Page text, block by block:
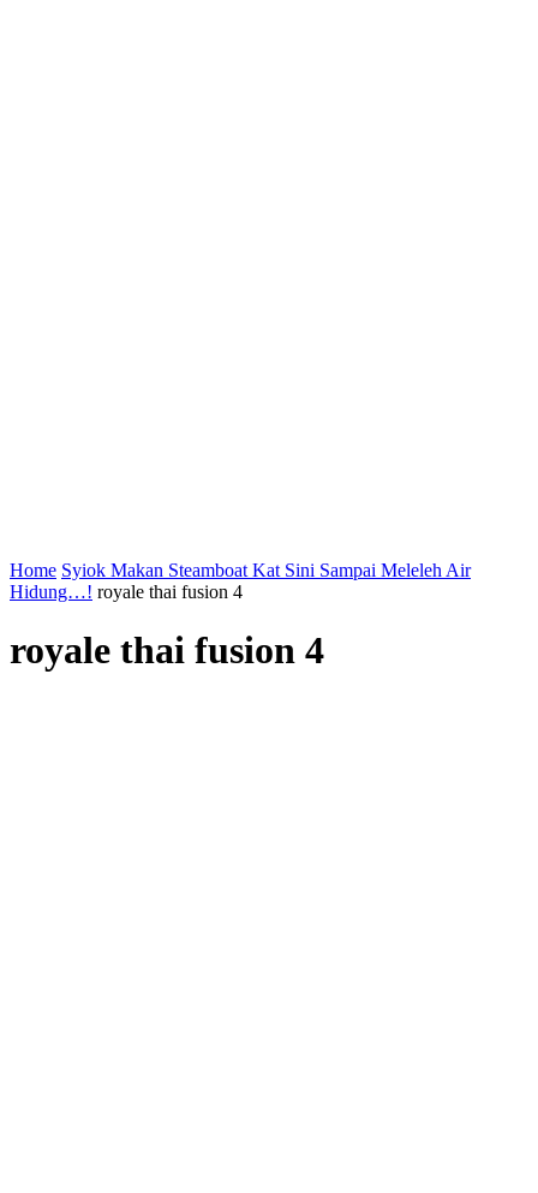
Home Syiok Makan Steamboat Kat Sini Sampai Meleleh Air
Hidung…! royale thai fusion 4
royale thai fusion 4